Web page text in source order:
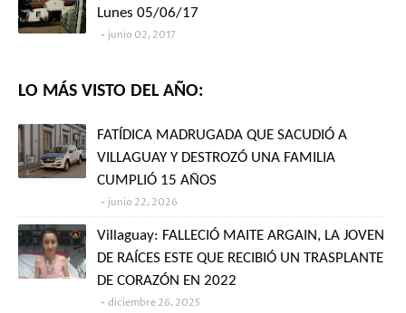
Lunes 05/06/17
junio 02, 2017
LO MÁS VISTO DEL AÑO:
FATÍDICA MADRUGADA QUE SACUDIÓ A
VILLAGUAY Y DESTROZÓ UNA FAMILIA
CUMPLIÓ 15 AÑOS
junio 22, 2026
Villaguay: FALLECIÓ MAITE ARGAIN, LA JOVEN
DE RAÍCES ESTE QUE RECIBIÓ UN TRASPLANTE
DE CORAZÓN EN 2022
diciembre 26, 2025